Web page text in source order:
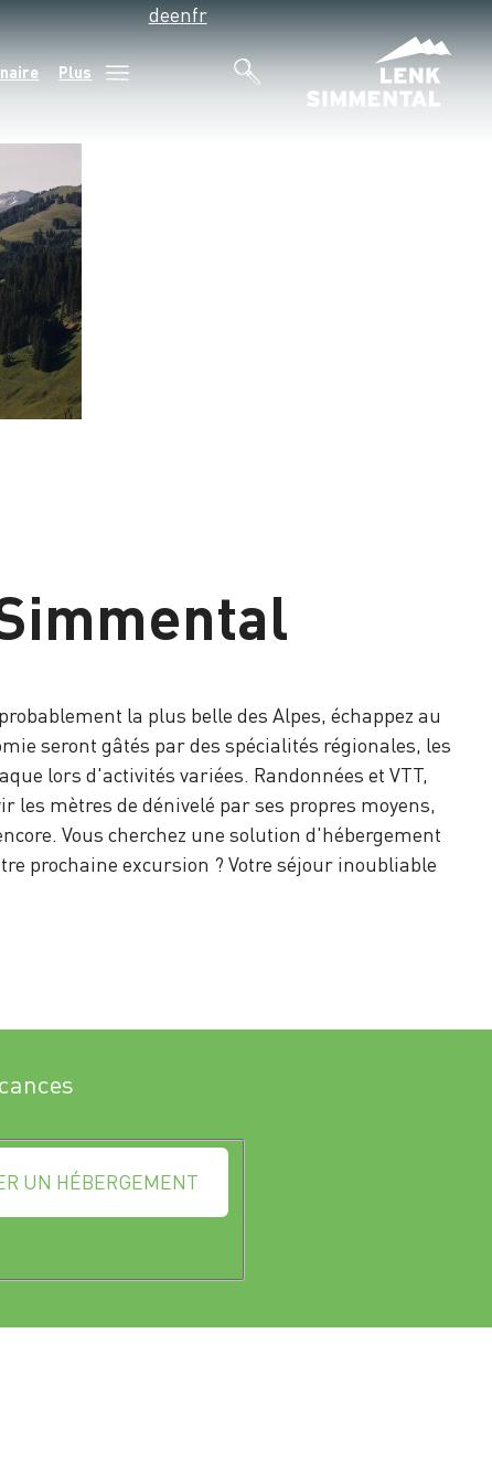
Plus
deenfr
la plus belle des Alpes, échappez au
seront gâtés par des spécialités régionales, les
lors d'activités variées. Randonnées et VTT,
mètres de dénivelé par ses propres moyens,
Vous cherchez une solution d'hébergement
prochaine excursion ? Votre séjour inoubliable
UN HÉBERGEMENT